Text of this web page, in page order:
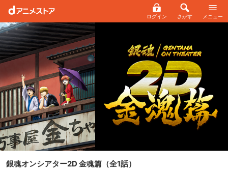
ログイン さがす メニュー
銀魂オンシアター2D 金魂篇 （全1話）